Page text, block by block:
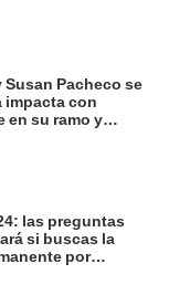
Susan Pacheco se
impacta con
en su ramo y
las preguntas
si buscas la
por